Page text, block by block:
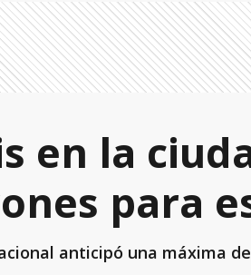
en la
para
anticipó una máxima